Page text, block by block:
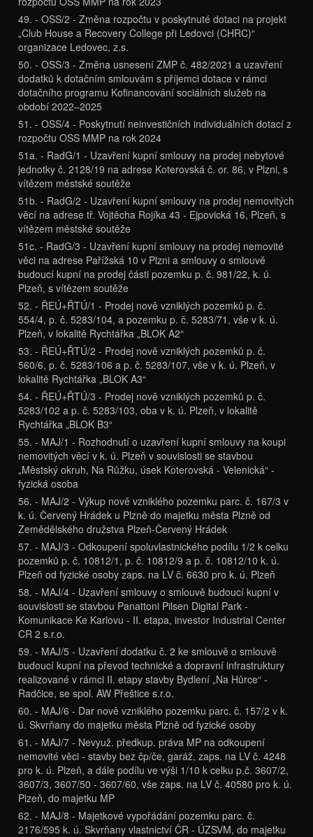
49. - OSS/2 - Změna rozpočtu v poskytnuté dotaci na projekt
„Club House a Recovery College při Ledovci (CHRC)“
organizace Ledovec, z.s.
50. - OSS/3 - Změna usnesení ZMP č. 482/2021 a uzavření
dodatků k dotačním smlouvám s příjemci dotace v rámci
dotačního programu Kofinancování sociálních služeb na
období 2022–2025
51. - OSS/4 - Poskytnutí neinvestičních individuálních dotací z
rozpočtu OSS MMP na rok 2024
51a. - RadG/1 - Uzavření kupní smlouvy na prodej nebytové
jednotky č. 2128/19 na adrese Koterovská č. or. 86, v Plzni, s
vítězem městské soutěže
51b. - RadG/2 - Uzavření kupní smlouvy na prodej nemovitých
věcí na adrese tř. Vojtěcha Rojíka 43 - Ejpovická 16, Plzeň, s
vítězem městské soutěže
51c. - RadG/3 - Uzavření kupní smlouvy na prodej nemovité
věci na adrese Pařížská 10 v Plzni a smlouvy o smlouvě
budoucí kupní na prodej části pozemku p. č. 981/22, k. ú.
Plzeň, s vítězem soutěže
52. - ŘEÚ+ŘTÚ/1 - Prodej nově vzniklých pozemků p. č.
554/4, p. č. 5283/104, a pozemku p. č. 5283/71, vše v k. ú.
Plzeň, v lokalitě Rychtářka „BLOK A2“
53. - ŘEÚ+ŘTÚ/2 - Prodej nově vzniklých pozemků p. č.
560/6, p. č. 5283/106 a p. č. 5283/107, vše v k. ú. Plzeň, v
lokalitě Rychtářka „BLOK A3“
54. - ŘEÚ+ŘTÚ/3 - Prodej nově vzniklých pozemků p. č.
5283/102 a p. č. 5283/103, oba v k. ú. Plzeň, v lokalitě
Rychtářka „BLOK B3“
55. - MAJ/1 - Rozhodnutí o uzavření kupní smlouvy na koupi
nemovitých věcí v k. ú. Plzeň v souvislosti se stavbou
„Městský okruh, Na Růžku, úsek Koterovská - Velenická“ -
fyzická osoba
56. - MAJ/2 - Výkup nově vzniklého pozemku parc. č. 167/3 v
k. ú. Červený Hrádek u Plzně do majetku města Plzně od
Zemědělského družstva Plzeň-Červený Hrádek
57. - MAJ/3 - Odkoupení spoluvlastnického podílu 1/2 k celku
pozemků p. č. 10812/1, p. č. 10812/9 a p. č. 10812/10 k. ú.
Plzeň od fyzické osoby zaps. na LV č. 6630 pro k. ú. Plzeň
58. - MAJ/4 - Uzavření smlouvy o smlouvě budoucí kupní v
souvislosti se stavbou Panattoni Pilsen Digital Park -
Komunikace Ke Karlovu - II. etapa, investor Industrial Center
CR 2 s.r.o.
59. - MAJ/5 - Uzavření dodatku č. 2 ke smlouvě o smlouvě
budoucí kupní na převod technické a dopravní infrastruktury
realizované v rámci II. etapy stavby Bydlení „Na Hůrce“ -
Radčice, se spol. AW Přeštice s.r.o.
60. - MAJ/6 - Dar nově vzniklého pozemku parc. č. 157/2 v k.
ú. Skvrňany do majetku města Plzně od fyzické osoby
61. - MAJ/7 - Nevyuž. předkup. práva MP na odkoupení
nemovité věci - stavby bez čp/če, garáž, zaps. na LV č. 4248
pro k. ú. Plzeň, a dále podílu ve výši 1/10 k celku p.č. 3607/2,
3607/3, 3607/50 - 3607/60, vše zaps. na LV č. 40580 pro k. ú.
Plzeň, do majetku MP
62. - MAJ/8 - Majetkové vypořádání pozemku parc. č.
2176/595 k. ú. Skvrňany vlastnictví ČR - ÚZSVM, do majetku